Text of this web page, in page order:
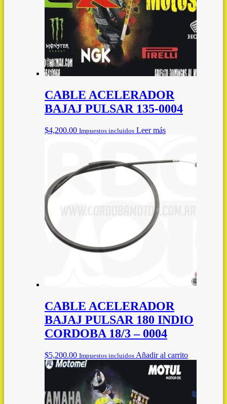
CABLE ACELERADOR
BAJAJ PULSAR 135-0004
$4,200.00 Impuestos incluidos Leer más
CABLE ACELERADOR
BAJAJ PULSAR 180 INDIO
CORDOBA 18/3 – 0004
$5,200.00 Impuestos incluidos Añadir al carrito